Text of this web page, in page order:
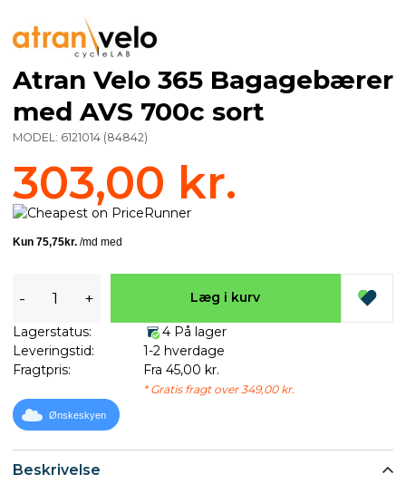
Beskrivelse
Atran Velo 365 Bagagebærer
med AVS 700c sort
MODEL: 6121014 (84842)
303,00 kr.
- + Læg i kurv
Lagerstatus:
4 På lager
Leveringstid:
1-2 hverdage
Fragtpris:
Fra 45,00 kr.
* Gratis fragt over 349,00 kr.
Ønskeskyen